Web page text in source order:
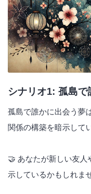
シナリオ1: 孤島
孤島で誰かに出会う夢
関係の構築を暗示して
🤝 あなたが新しい友人
示しているかもしれま